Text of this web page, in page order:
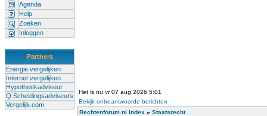
Agenda
Help
Zoeken
Inloggen
Partners
Energie vergelijken
Internet vergelijken
Hypotheekadviseur
Q Scheidingsadviseurs
Vergelijk.com
Het is nu vr 07 aug 2026 5:01
Bekijk onbeantwoorde berichten
Rechtenforum.nl Index » Staatsrecht